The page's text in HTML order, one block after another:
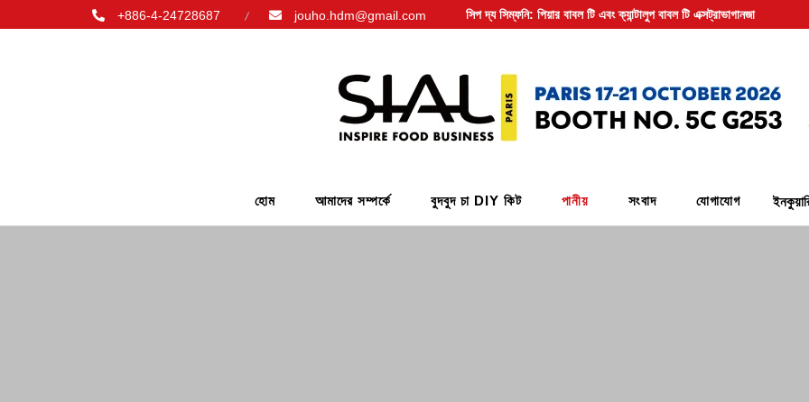
+886-4-24728687 jouho.hdm@gmail.com সিপ দ্য সিম্ফনি: পিয়ার বাবল টি এবং ক্যান্টালুপ বাবল টি এক্সট্রাভাগানজা
হোম আমাদের সম্পর্কে বুদবুদ চা DIY কিট পানীয় সংবাদ যোগাযোগ